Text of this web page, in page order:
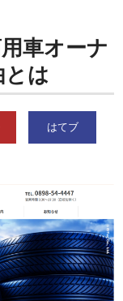
車オーナ
とは
はてブ